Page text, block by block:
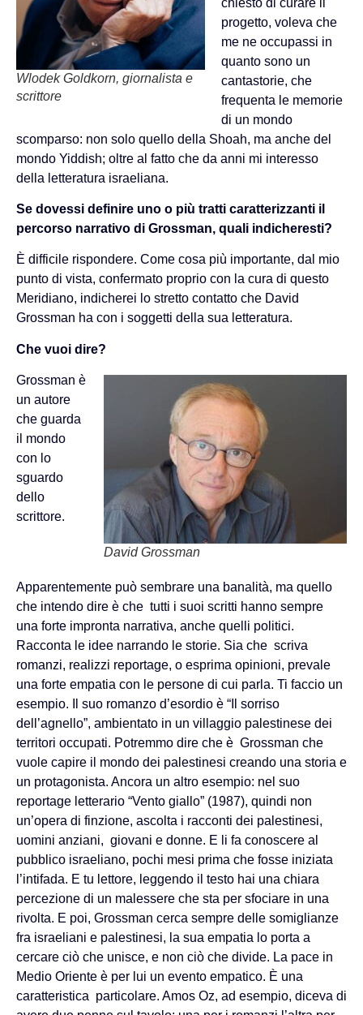
Wlodek Goldkorn, giornalista e
scrittore
progetto, voleva che
me ne occupassi in
quanto sono un
cantastorie, che
frequenta le memorie
di un mondo
scomparso: non solo quello della Shoah, ma anche del
mondo Yiddish; oltre al fatto che da anni mi interesso
della letteratura israeliana.
Se dovessi definire uno o più tratti caratterizzanti il
percorso narrativo di Grossman, quali indicheresti?
È difficile rispondere. Come cosa più importante, dal mio
punto di vista, confermato proprio con la cura di questo
Meridiano, indicherei lo stretto contatto che David
Grossman ha con i soggetti della sua letteratura.
Che vuoi dire?
David Grossman
Grossman è
un autore
che guarda
il mondo
con lo
sguardo
dello
scrittore.
Apparentemente può sembrare una banalità, ma quello
che intendo dire è che tutti i suoi scritti hanno sempre
una forte impronta narrativa, anche quelli politici.
Racconta le idee narrando le storie. Sia che scriva
romanzi, realizzi reportage, o esprima opinioni, prevale
una forte empatia con le persone di cui parla. Ti faccio un
esempio. Il suo romanzo d’esordio è “Il sorriso
dell’agnello”, ambientato in un villaggio palestinese dei
territori occupati. Potremmo dire che è Grossman che
vuole capire il mondo dei palestinesi creando una storia e
un protagonista. Ancora un altro esempio: nel suo
reportage letterario “Vento giallo” (1987), quindi non
un’opera di finzione, ascolta i racconti dei palestinesi,
uomini anziani, giovani e donne. E li fa conoscere al
pubblico israeliano, pochi mesi prima che fosse iniziata
l’intifada. E tu lettore, leggendo il testo hai una chiara
percezione di un malessere che sta per sfociare in una
rivolta. E poi, Grossman cerca sempre delle somiglianze
fra israeliani e palestinesi, la sua empatia lo porta a
cercare ciò che unisce, e non ciò che divide. La pace in
Medio Oriente è per lui un evento empatico. È una
caratteristica particolare. Amos Oz, ad esempio, diceva di